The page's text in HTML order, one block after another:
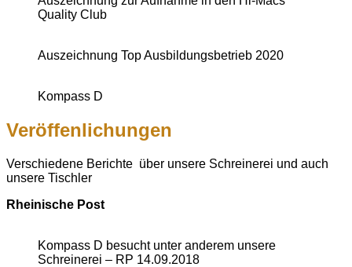
Quality Club
Auszeichnung Top Ausbildungsbetrieb 2020
Kompass D
Veröffenlichungen
Verschiedene Berichte über unsere Schreinerei und auch
unsere Tischler
Rheinische Post
Kompass D besucht unter anderem unsere
Schreinerei – RP 14.09.2018